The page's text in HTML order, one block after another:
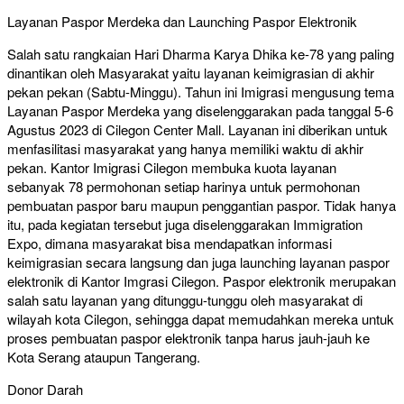
Layanan Paspor Merdeka dan Launching Paspor Elektronik
Salah satu rangkaian Hari Dharma Karya Dhika ke-78 yang paling
dinantikan oleh Masyarakat yaitu layanan keimigrasian di akhir
pekan pekan (Sabtu-Minggu). Tahun ini Imigrasi mengusung tema
Layanan Paspor Merdeka yang diselenggarakan pada tanggal 5-6
Agustus 2023 di Cilegon Center Mall. Layanan ini diberikan untuk
menfasilitasi masyarakat yang hanya memiliki waktu di akhir
pekan. Kantor Imigrasi Cilegon membuka kuota layanan
sebanyak 78 permohonan setiap harinya untuk permohonan
pembuatan paspor baru maupun penggantian paspor. Tidak hanya
itu, pada kegiatan tersebut juga diselenggarakan Immigration
Expo, dimana masyarakat bisa mendapatkan informasi
keimigrasian secara langsung dan juga launching layanan paspor
elektronik di Kantor Imgrasi Cilegon. Paspor elektronik merupakan
salah satu layanan yang ditunggu-tunggu oleh masyarakat di
wilayah kota Cilegon, sehingga dapat memudahkan mereka untuk
proses pembuatan paspor elektronik tanpa harus jauh-jauh ke
Kota Serang ataupun Tangerang.
Donor Darah